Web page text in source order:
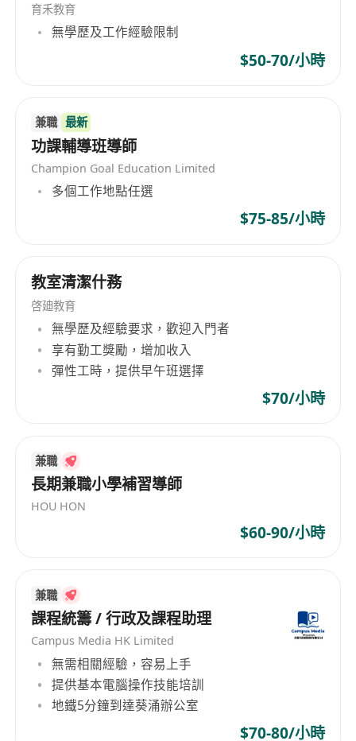
（Past Paper Analysis），結合IB考官報告（IB
Examiner Reports）解析得分邏輯與答題規
學重點，目標提升至少1–2個等級（e.g., from 4
to 6）。
工作要求
持有物理、數學、經濟或相關學科本科及以上學
歷，具備IB DP相應科目教學資格或同等教學認
累計2年以上IB課程實際教學經驗，熟悉各科目
內部評估（IA）與外部評估（Paper 1/2/3）的
評分細則與常見誤區。
精通IB物理（含實驗技能與數據處理）、IB數學
（AA/AI HL/SL差異化教學能力）、IB經濟
（Micro/Macro/Global/Development
Economics四大主題整合講解）內容體系。
文授課及批改英文作業），可清晰拆解抽象概念
並轉化為學生易理解的學習路徑。
具備責任心與耐心，重視學生學習動機激發與學
術習慣養成，能與家長及學校保持專業、及時的
育禾教育
無學歷及工作經驗限制
$50-70/小時
兼職 最新
功課輔導班導師
Champion Goal Education Limited
多個工作地點任選
$75-85/小時
教室清潔什務
啓廸教育
無學歷及經驗要求，歡迎入門者
享有勤工獎勵，增加收入
彈性工時，提供早午班選擇
$70/小時
兼職
長期兼職小學補習導師
HOU HON
$60-90/小時
兼職
課程統籌 / 行政及課程助理
Campus Media HK Limited
無需相關經驗，容易上手
提供基本電腦操作技能培訓
地鐵5分鐘到達葵涌辦公室
$70-80/小時